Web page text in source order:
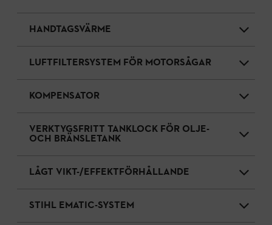
HANDTAGSVÄRME
LUFTFILTERSYSTEM FÖR MOTORSÅGAR
KOMPENSATOR
VERKTYGSFRITT TANKLOCK FÖR OLJE-
OCH BRÄNSLETANK
LÅGT VIKT-/EFFEKTFÖRHÅLLANDE
STIHL EMATIC-SYSTEM